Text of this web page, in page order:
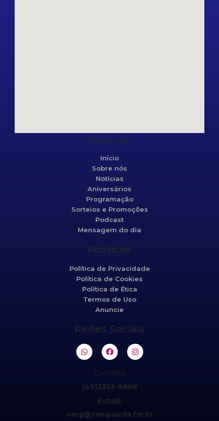
Mapa do site
Início
Sobre nós
Notícias
Aniversários
Programação
Sorteios e Promoções
Podcast
Mensagem do dia
Políticas
Política de Privacidade
Política de Cookies
Política de Ética
Termos de Uso
Anuncie
Redes Sociais
Contatos:
(49)3353-8888
E-mail:
vang@vanguarda.fm.br